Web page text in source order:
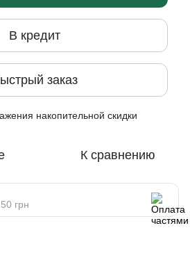
В кредит
заказ
накопительной скидки
К сравнению
грн